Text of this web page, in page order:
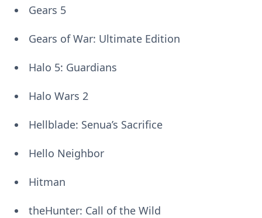
Gears 5
Gears of War: Ultimate Edition
Halo 5: Guardians
Halo Wars 2
Hellblade: Senua’s Sacrifice
Hello Neighbor
Hitman
theHunter: Call of the Wild